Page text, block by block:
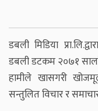
डबली मिडिया
डबली डटकम २०७१
हामीले खासगरी
सन्तुलित विचार र समाचार